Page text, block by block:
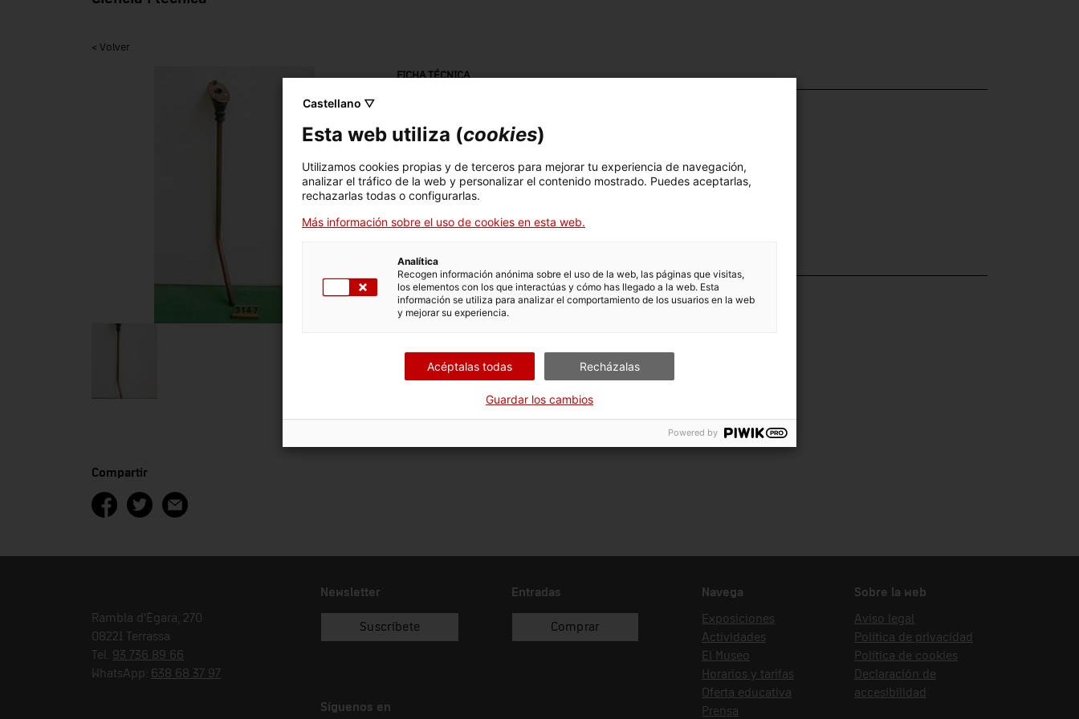
< Volver
FICHA TÉCNICA
tub acústic de comunicació
Número de inventario
3147
Dimensiones
Dimensions: 137,5 x 13,5
DATOS DEL MUSEO
Area temática
Ciència i tècnica
Colección
Compartir
Rambla d'Ègara, 270
08221 Terrassa
Tel. 93 736 89 66
WhatsApp: 638 68 37 97
Newsletter
Suscríbete
Entradas
Comprar
Síguenos en
Navega
Exposiciones
Actividades
El Museo
Horarios y tarifas
Oferta educativa
Prensa
Sobre la web
Aviso legal
Política de privacidad
Política de cookies
Declaración de
accesibilidad
Castellano ▽
Esta web utiliza (cookies)
Utilizamos cookies propias y de terceros para mejorar tu experiencia de navegación,
analizar el tráfico de la web y personalizar el contenido mostrado. Puedes aceptarlas,
rechazarlas todas o configurarlas.
Más información sobre el uso de cookies en esta web.
Analítica
Recogen información anónima sobre el uso de la web, las páginas que visitas,
los elementos con los que interactúas y cómo has llegado a la web. Esta
información se utiliza para analizar el comportamiento de los usuarios en la web
y mejorar su experiencia.
Acéptalas todas Recházalas
Guardar los cambios
Powered by